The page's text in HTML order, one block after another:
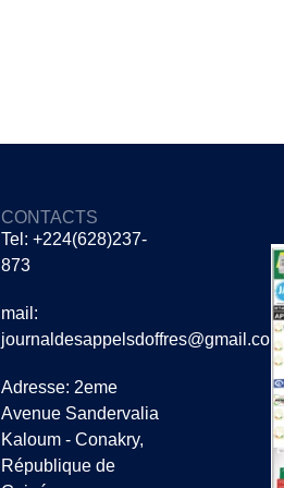
CONTACTS
Tel: +224(628)237-
873
mail:
journaldesappelsdoffres@gmail.com
Adresse: 2eme
Avenue Sandervalia
Kaloum - Conakry,
République de